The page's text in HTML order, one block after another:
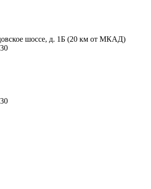
шоссе, д. 1Б (20 км от МКАД)